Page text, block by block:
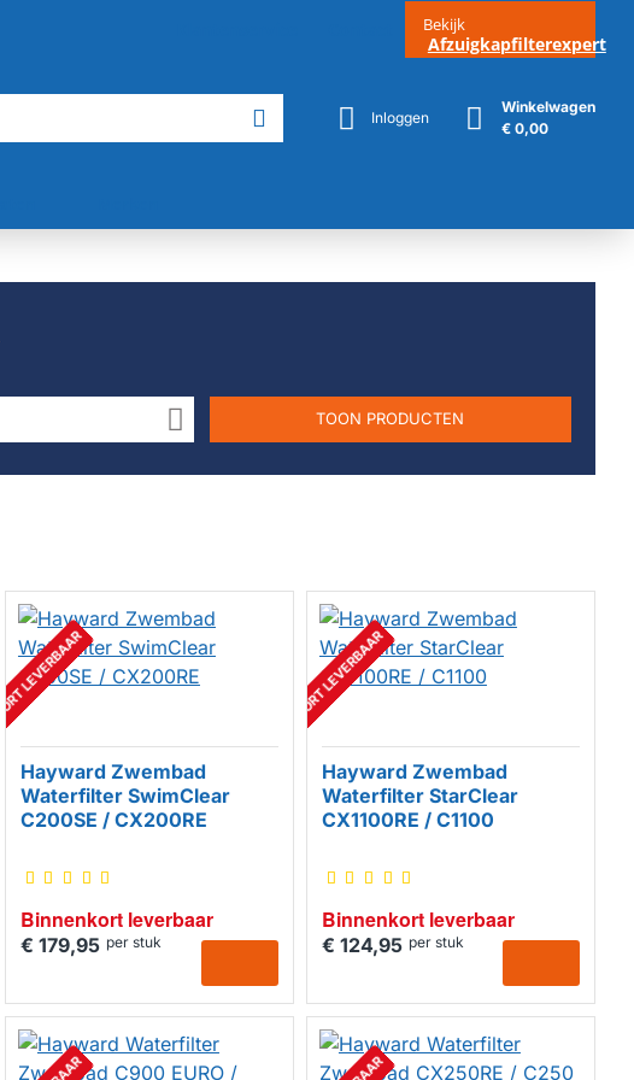
Bekijk
Afzuigkapfilterexpert
Inloggen
Winkelwagen
€ 0,00
TOON PRODUCTEN
BINNENKORT LEVERBAAR
Binnenkort leverbaar
Hayward Zwembad
Waterfilter SwimClear
C200SE / CX200RE
€ 179,95 per stuk
BINNENKORT LEVERBAAR
Binnenkort leverbaar
Hayward Zwembad
Waterfilter StarClear
CX1100RE / C1100
€ 124,95 per stuk